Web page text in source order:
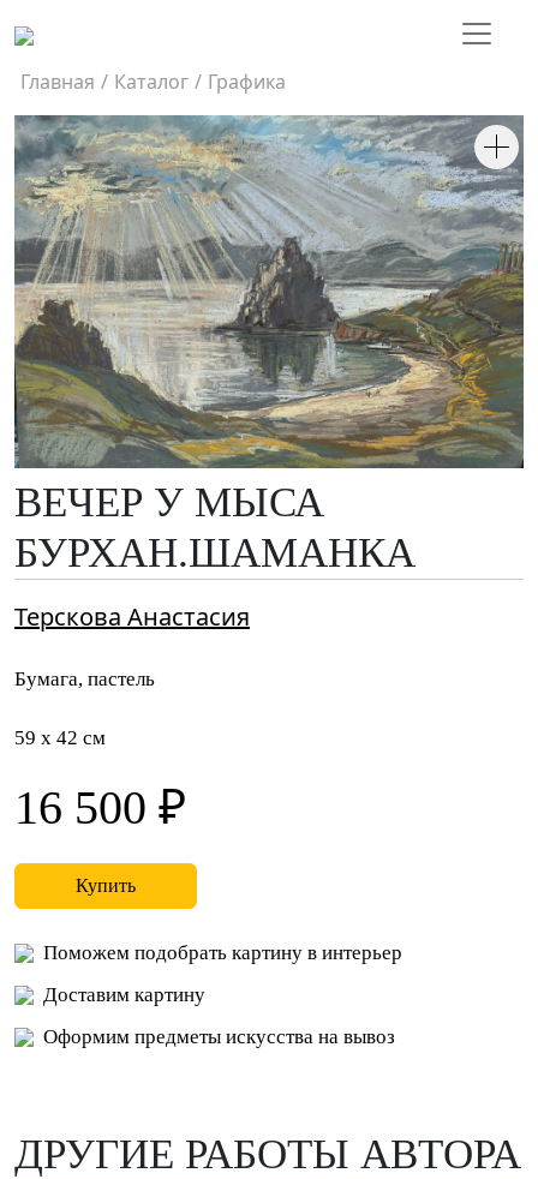
Главная / Каталог / Графика
ВЕЧЕР У МЫСА
БУРХАН.ШАМАНКА
Терскова Анастасия
Бумага, пастель
59 x 42 см
16 500 ₽
Купить
Поможем подобрать картину в интерьер
Доставим картину
Оформим предметы искусства на вывоз
ДРУГИЕ РАБОТЫ АВТОРА